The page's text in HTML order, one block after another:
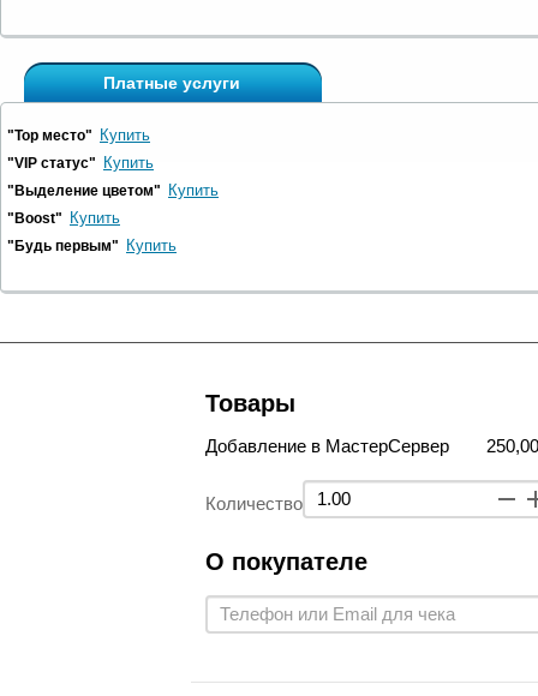
Платные услуги
"Top место" Купить
"VIP статус" Купить
"Выделение цветом" Купить
"Boost" Купить
"Будь первым" Купить
Товары
Добавление в МастерСервер
Количество
О покупателе